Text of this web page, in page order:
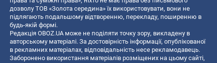
дозволу ТОВ «Золота середина» їх використовувати, вони не
підлягають подальшому відтворенню, перекладу, поширенню в
будь-якій формі.
Редакція OBOZ.UA може не поділяти точку зору, викладену в
авторському матеріалі. За достовірність інформації, опублікованої
в рекламних матеріалах, відповідальність несе рекламодавець.
Заборонено використання матеріалів розміщених на цьому сайті,